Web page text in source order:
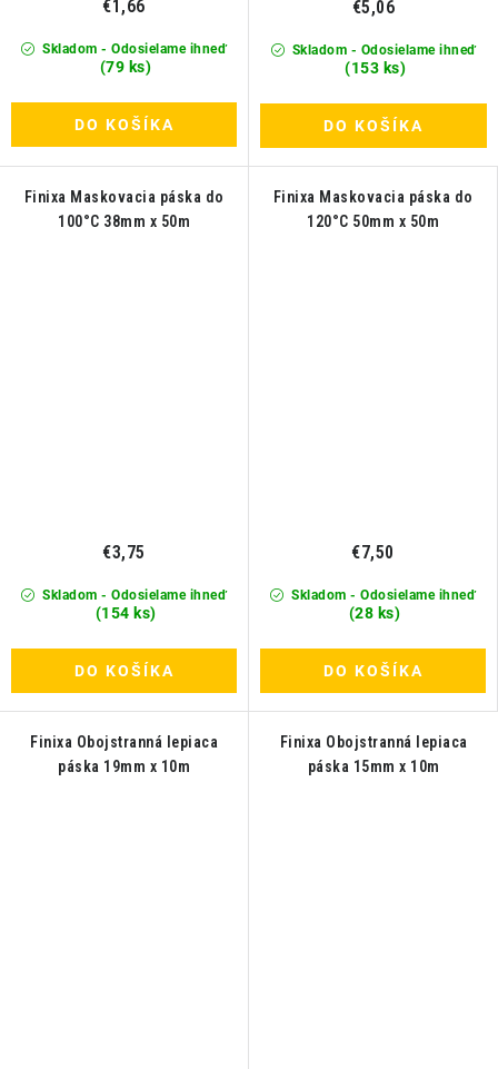
Skladom - Odosielame ihneď
(79 ks)
€1,66
DO KOŠÍKA
Skladom - Odosielame ihneď
(153 ks)
€5,06
DO KOŠÍKA
Finixa Maskovacia páska do
100°C 38mm x 50m
Skladom - Odosielame ihneď
(154 ks)
€3,75
DO KOŠÍKA
Finixa Maskovacia páska do
120°C 50mm x 50m
Skladom - Odosielame ihneď
(28 ks)
€7,50
DO KOŠÍKA
Finixa Obojstranná lepiaca
páska 19mm x 10m
Finixa Obojstranná lepiaca
páska 15mm x 10m